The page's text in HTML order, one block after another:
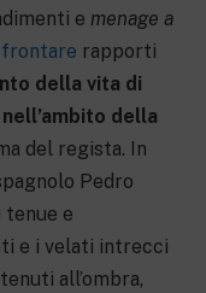
e menage a
rapporti
della vita di
della
del regista. In
Pedro
tenue e
e i velati intrecci
all’ombra,